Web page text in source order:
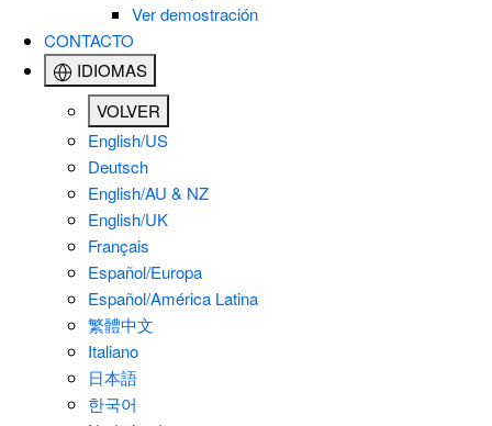
Ver demostración
CONTACTO
IDIOMAS
VOLVER
English/US
Deutsch
English/AU & NZ
English/UK
Français
Español/Europa
Español/América Latina
繁體中文
Italiano
日本語
한국어